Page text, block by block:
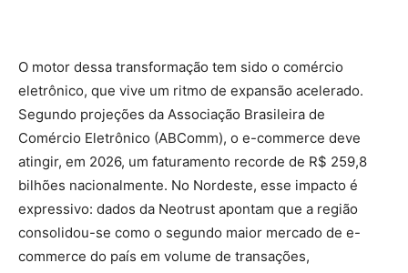
O motor dessa transformação tem sido o comércio
eletrônico, que vive um ritmo de expansão acelerado.
Segundo projeções da Associação Brasileira de
Comércio Eletrônico (ABComm), o e-commerce deve
atingir, em 2026, um faturamento recorde de R$ 259,8
bilhões nacionalmente. No Nordeste, esse impacto é
expressivo: dados da Neotrust apontam que a região
consolidou-se como o segundo maior mercado de e-
commerce do país em volume de transações,